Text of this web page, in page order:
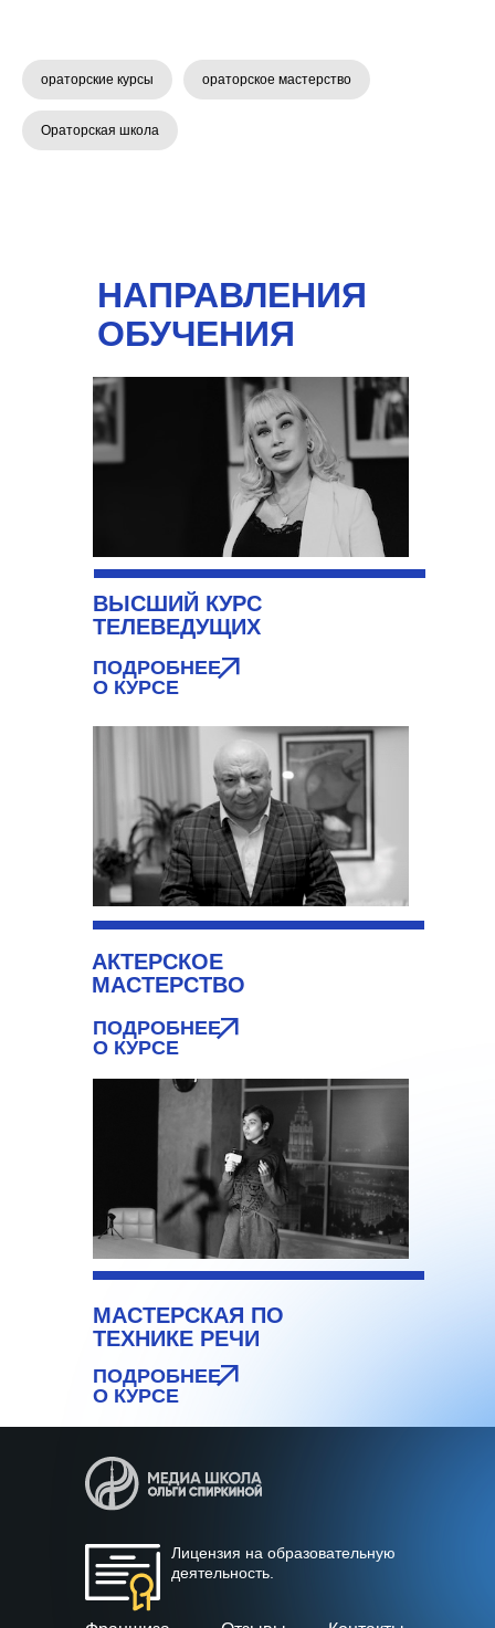
ораторские курсы ораторское мастерство
Ораторская школа
НАПРАВЛЕНИЯ
ОБУЧЕНИЯ
ПОДРОБНЕЕ
О КУРСЕ
АКТЕРСКОЕ
МАСТЕРСТВО
МАСТЕРСКАЯ ПО
ТЕХНИКЕ РЕЧИ
ПОДРОБНЕЕ
О КУРСЕ
ПОДРОБНЕЕ
О КУРСЕ
ВЫСШИЙ КУРС
ТЕЛЕВЕДУЩИХ
Лицензия на образовательную
деятельность.